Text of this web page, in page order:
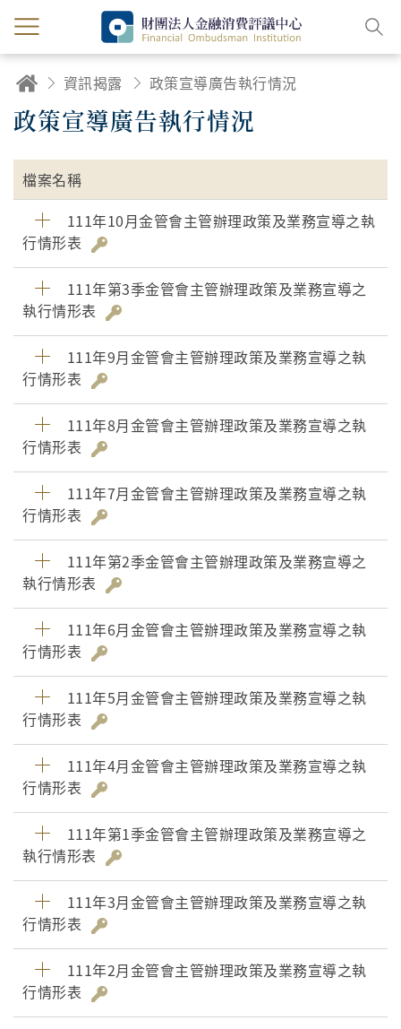
資訊揭露 政策宣導廣告執行情況
政策宣導廣告執行情況
檔案名稱
111年10月金管會主管辦理政策及業務宣導之執
行情形表
111年第3季金管會主管辦理政策及業務宣導之
執行情形表
111年9月金管會主管辦理政策及業務宣導之執
行情形表
111年8月金管會主管辦理政策及業務宣導之執
行情形表
111年7月金管會主管辦理政策及業務宣導之執
行情形表
111年第2季金管會主管辦理政策及業務宣導之
執行情形表
111年6月金管會主管辦理政策及業務宣導之執
行情形表
111年5月金管會主管辦理政策及業務宣導之執
行情形表
111年4月金管會主管辦理政策及業務宣導之執
行情形表
111年第1季金管會主管辦理政策及業務宣導之
執行情形表
111年3月金管會主管辦理政策及業務宣導之執
行情形表
111年2月金管會主管辦理政策及業務宣導之執
行情形表